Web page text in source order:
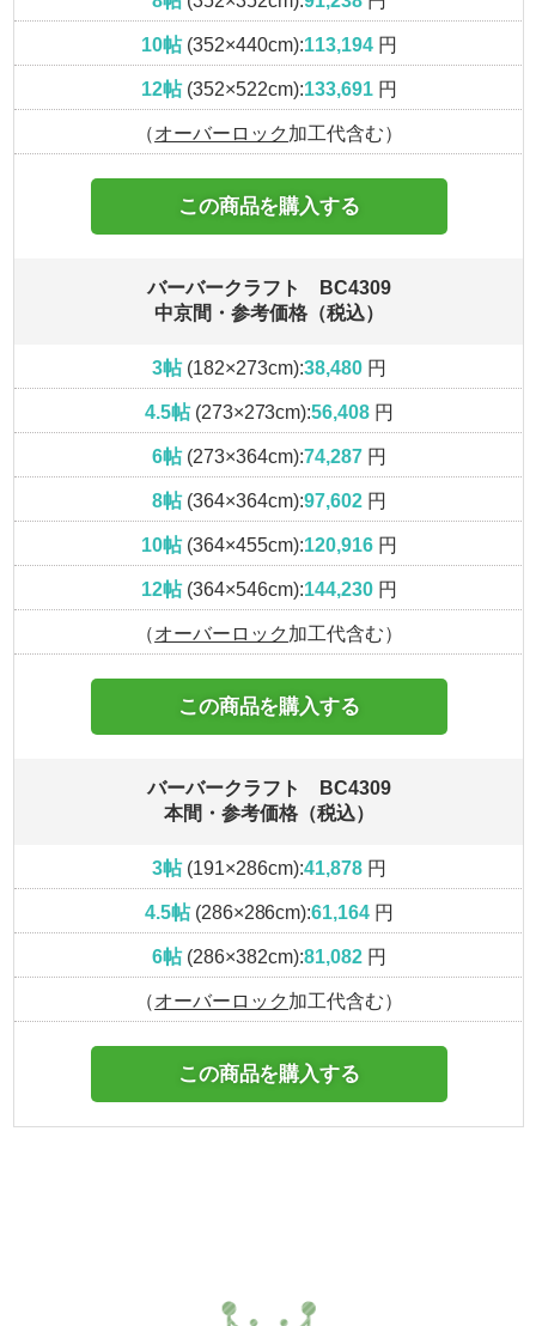
10帖(352×440cm):113,194円
12帖(352×522cm):133,691円
（オーバーロック 加工代含む）
この商品を購入する
バーバークラフト BC4309
中京間・参考価格（税込）
3帖(182×273cm):38,480円
4.5帖(273×273cm):56,408 円
6帖(273×364cm):74,287円
8帖(364×364cm):97,602円
10帖(364×455cm):120,916円
12帖(364×546cm):144,230円
（オーバーロック 加工代含む）
この商品を購入する
バーバークラフト BC4309
本間・参考価格（税込）
3帖(191×286cm):41,878円
4.5帖(286×286cm):61,164 円
6帖(286×382cm):81,082円
（オーバーロック 加工代含む）
この商品を購入する